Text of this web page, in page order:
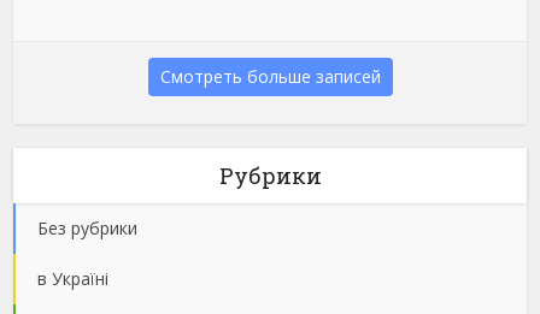
Смотреть больше записей
Рубрики
Без рубрики
в Україні